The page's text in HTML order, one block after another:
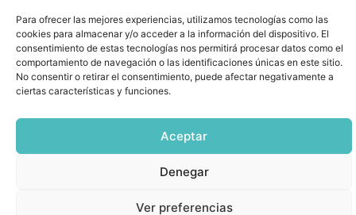
Para ofrecer las mejores experiencias, utilizamos tecnologías como las
cookies para almacenar y/o acceder a la información del dispositivo. El
consentimiento de estas tecnologías nos permitirá procesar datos como el
comportamiento de navegación o las identificaciones únicas en este sitio.
No consentir o retirar el consentimiento, puede afectar negativamente a
ciertas características y funciones.
Aceptar
Denegar
Ver preferencias